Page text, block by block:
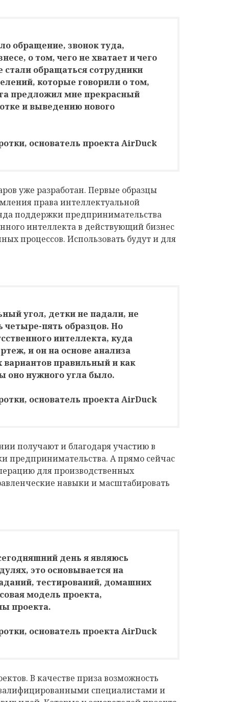
обращение, звонок туда,
о том, чего не хватает и чего
стали обращаться сотрудники
которые говорили о том,
предложил мне прекрасный
и выведению нового
основатель проекта AirDuck
уже разработан. Первые образцы
права интеллектуальной
поддержки предпринимательства
интеллекта в действующий бизнес
процессов. Использовать будут и для
угол, детки не падали, не
четыре-пять образцов. Но
интеллекта, куда
и он на основе анализа
вариантов правильный и как
оно нужного угла было.
основатель проекта AirDuck
получают и благодаря участию в
предпринимательства. А прямо сейчас
для производственных
навыки и масштабировать
день я являюсь
это основывается на
тестирований, домашних
модель проекта,
проекта.
основатель проекта AirDuck
В качестве приза возможность
специалистами и